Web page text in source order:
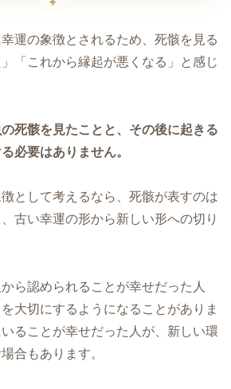
運の象徴とされるため、死骸を見る
「これから縁起が悪くなる」と感じ
死骸を見たことと、その後に起きる
必要はありません。
として考えるなら、死骸が表すのは
古い幸運の形から新しい形への切り
ら認められることが幸せだった人
大切にするようになることがありま
ることが幸せだった人が、新しい環
合もあります。